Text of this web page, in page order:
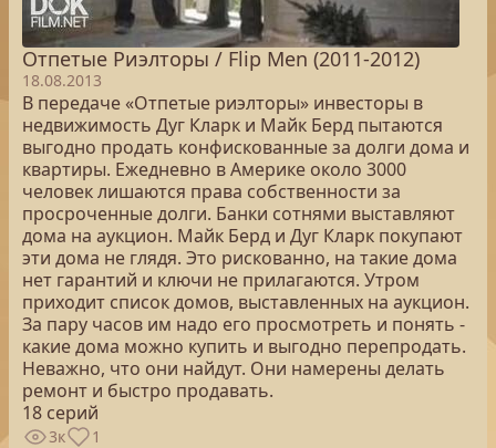
Отпетые Риэлторы / Flip Men (2011-2012)
18.08.2013
В передаче «Отпетые риэлторы» инвесторы в
недвижимость Дуг Кларк и Майк Берд пытаются
выгодно продать конфискованные за долги дома и
квартиры. Ежедневно в Америке около 3000
человек лишаются права собственности за
просроченные долги. Банки сотнями выставляют
дома на аукцион. Майк Берд и Дуг Кларк покупают
эти дома не глядя. Это рискованно, на такие дома
нет гарантий и ключи не прилагаются. Утром
приходит список домов, выставленных на аукцион.
За пару часов им надо его просмотреть и понять -
какие дома можно купить и выгодно перепродать.
Неважно, что они найдут. Они намерены делать
ремонт и быстро продавать.
18 серий
3к 1